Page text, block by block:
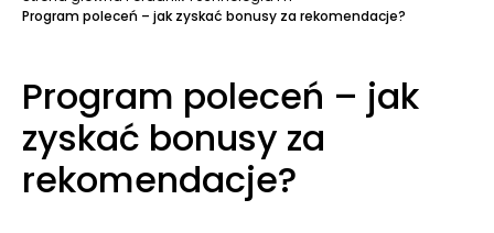
Program poleceń – jak zyskać bonusy za rekomendacje?
Program poleceń – jak
zyskać bonusy za
rekomendacje?